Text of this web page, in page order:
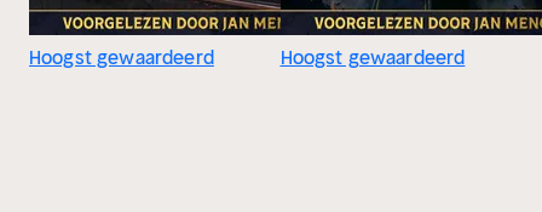
Hoogst gewaardeerd Hoogst gewaardeerd